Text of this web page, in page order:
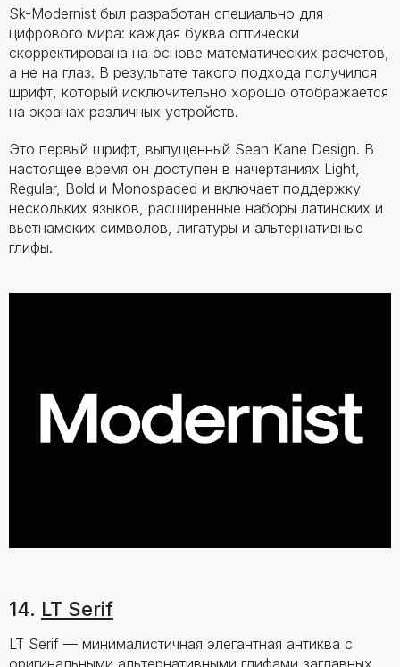
Sk-Modernist был разработан специально для
цифрового мира: каждая буква оптически
скорректирована на основе математических расчетов,
а не на глаз. В результате такого подхода получился
шрифт, который исключительно хорошо отображается
на экранах различных устройств.
Это первый шрифт, выпущенный Sean Kane Design. В
настоящее время он доступен в начертаниях Light,
Regular, Bold и Monospaced и включает поддержку
нескольких языков, расширенные наборы латинских и
вьетнамских символов, лигатуры и альтернативные
глифы.
14. LT Serif
LT Serif — минималистичная элегантная антиква с
оригинальными альтернативными глифами заглавных